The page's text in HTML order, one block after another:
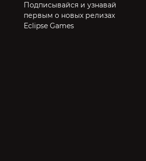
Подписывайся и узнавай
первым о новых релизах
Eclipse Games